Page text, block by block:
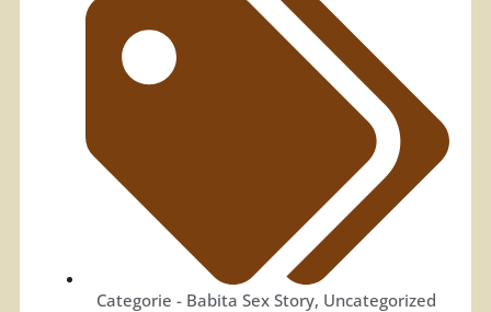
Categorie - Babita Sex Story​, Uncategorized